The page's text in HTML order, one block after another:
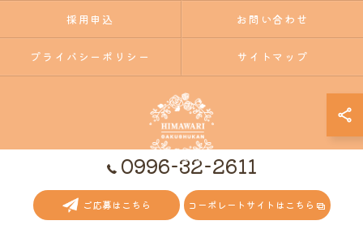
0996-32-2611
ご応募はこちら コーポレートサイトはこちら
採用申込 お問い合わせ
プライバシーポリシー サイトマップ
© 2026 鹿児島県いちき串木野市の福祉の求人ならひまわり学習館 ALL RIGHTS
RESERVED.